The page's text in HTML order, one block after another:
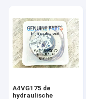
A4VG175 de
hydraulische